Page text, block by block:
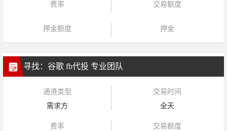
费率 交易额度
押金额度 押金
寻找：谷歌 fb代投 专业团队
通道类型
需求方
交易时间
全天
费率
交易额度